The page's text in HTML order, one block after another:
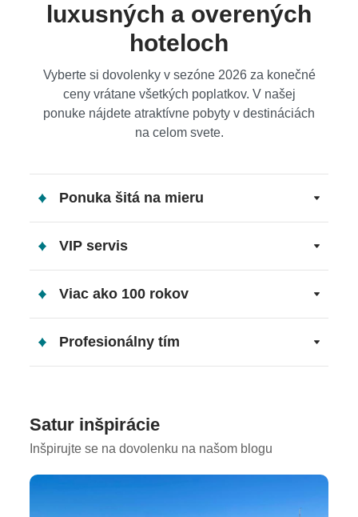
luxusných a overených
hoteloch
Vyberte si dovolenky v sezóne 2026 za konečné
ceny vrátane všetkých poplatkov. V našej
ponuke nájdete atraktívne pobyty v destináciách
na celom svete.
Ponuka šitá na mieru
VIP servis
Viac ako 100 rokov
Profesionálny tím
Satur inšpirácie
Inšpirujte se na dovolenku na našom blogu